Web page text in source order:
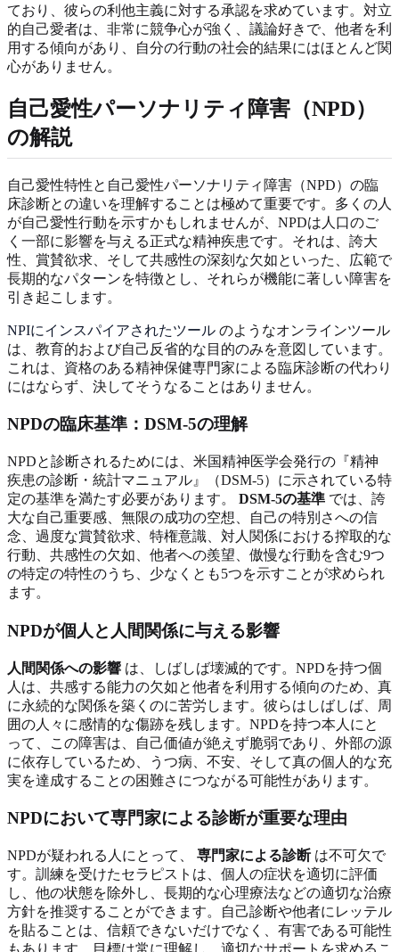
ており、彼らの利他主義に対する承認を求めています。対立
的自己愛者は、非常に競争心が強く、議論好きで、他者を利
用する傾向があり、自分の行動の社会的結果にはほとんど関
心がありません。
自己愛性パーソナリティ障害（NPD）
の解説
自己愛性特性と自己愛性パーソナリティ障害（NPD）の臨
床診断との違いを理解することは極めて重要です。多くの人
が自己愛性行動を示すかもしれませんが、NPDは人口のご
く一部に影響を与える正式な精神疾患です。それは、誇大
性、賞賛欲求、そして共感性の深刻な欠如といった、広範で
長期的なパターンを特徴とし、それらが機能に著しい障害を
引き起こします。
NPIにインスパイアされたツール のようなオンラインツール
は、教育的および自己反省的な目的のみを意図しています。
これは、資格のある精神保健専門家による臨床診断の代わり
にはならず、決してそうなることはありません。
NPDの臨床基準：DSM-5の理解
NPDと診断されるためには、米国精神医学会発行の『精神
疾患の診断・統計マニュアル』（DSM-5）に示されている特
定の基準を満たす必要があります。 DSM-5の基準 では、誇
大な自己重要感、無限の成功の空想、自己の特別さへの信
念、過度な賞賛欲求、特権意識、対人関係における搾取的な
行動、共感性の欠如、他者への羨望、傲慢な行動を含む9つ
の特定の特性のうち、少なくとも5つを示すことが求められ
ます。
NPDが個人と人間関係に与える影響
人間関係への影響 は、しばしば壊滅的です。NPDを持つ個
人は、共感する能力の欠如と他者を利用する傾向のため、真
に永続的な関係を築くのに苦労します。彼らはしばしば、周
囲の人々に感情的な傷跡を残します。NPDを持つ本人にと
って、この障害は、自己価値が絶えず脆弱であり、外部の源
に依存しているため、うつ病、不安、そして真の個人的な充
実を達成することの困難さにつながる可能性があります。
NPDにおいて専門家による診断が重要な理由
NPDが疑われる人にとって、 専門家による診断は不可欠で
す。訓練を受けたセラピストは、個人の症状を適切に評価
し、他の状態を除外し、長期的な心理療法などの適切な治療
方針を推奨することができます。自己診断や他者にレッテル
を貼ることは、信頼できないだけでなく、有害である可能性
もあります。目標は常に理解し、適切なサポートを求めるこ